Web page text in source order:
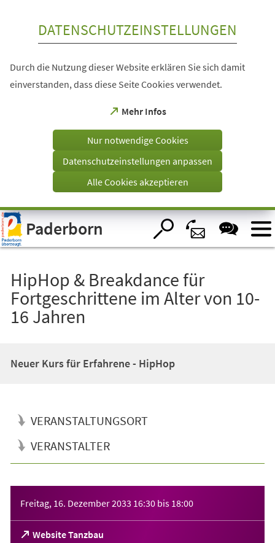
Visuelle
Assistenzsoftware
öffnen.
DATENSCHUTZEINSTELLUNGEN
Durch die Nutzung dieser Website erklären Sie sich damit
einverstanden, dass diese Seite Cookies verwendet.
Mehr Infos
(Öffnet
einem
Tab)
Nur notwendige Cookies
Datenschutzeinstellungen anpassen
Alle Cookies akzeptieren
Paderborn
HipHop & Breakdance für
Fortgeschrittene im Alter von 10-
16 Jahren
Neuer Kurs für Erfahrene - HipHop
VERANSTALTUNGSORT
VERANSTALTER
Freitag, 16. Dezember 2033 16:30 bis 18:00
Website Tanzbau
(Öffnet